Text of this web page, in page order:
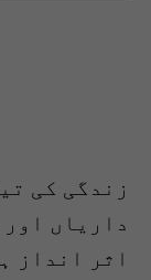
زندگی کی
داریاں
اثر انداز